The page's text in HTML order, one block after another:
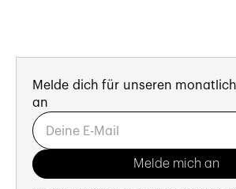
Melde dich für unseren
an